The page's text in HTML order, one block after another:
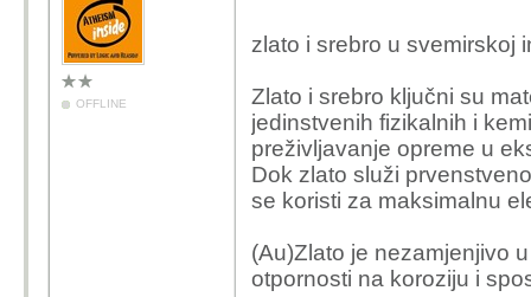
OFFLINE
zlato i srebro u svemirskoj
Zlato i srebro ključni su
jedinstvenih fizikalnih i
preživljavanje opreme u
Dok zlato služi
se koristi za maksimalnu
(Au)Zlato je nezamjenjivo
otpornosti na koroziju i